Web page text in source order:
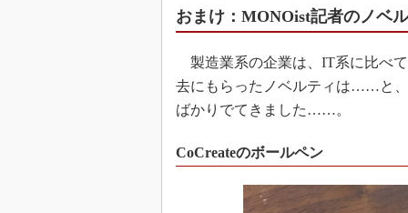
おまけ：MONOist記者のノベ
製造業系の企業は、IT系に比べ
去にもらったノベルティは……と
ばかりでてきました……。
CoCreateのボールペン